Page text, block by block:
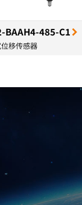
BAAH4-485-C1
移传感器